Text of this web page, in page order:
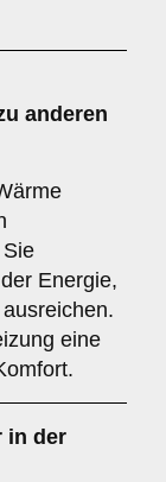
anderen
Energie,
eine
in der